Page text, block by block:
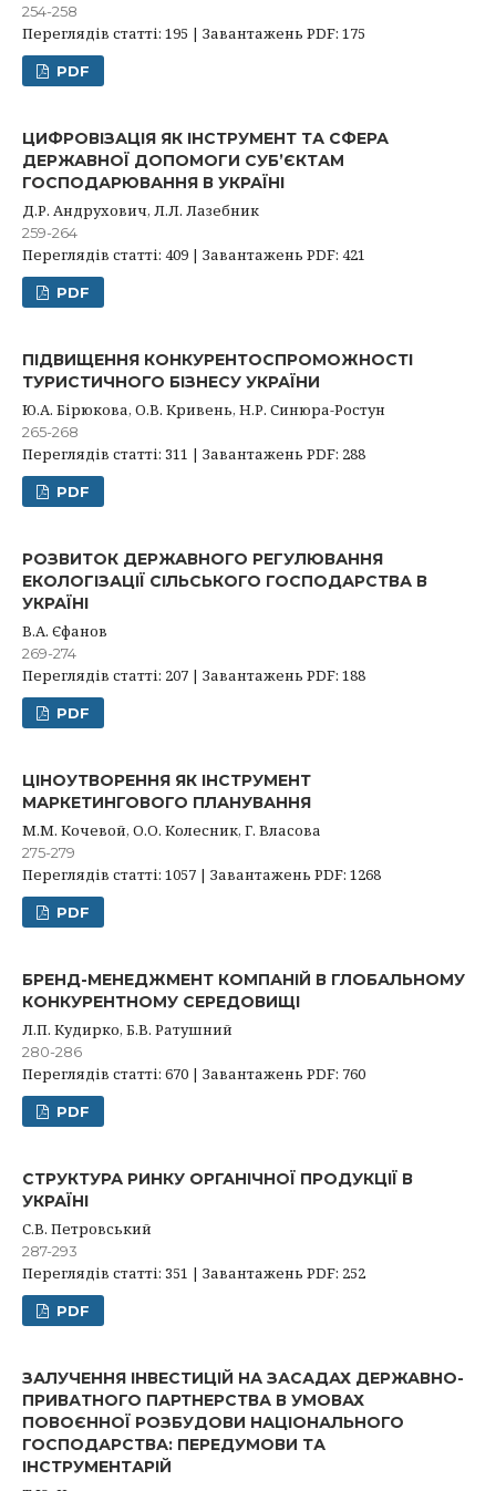
254-258
Переглядів статті: 195 | Завантажень PDF: 175
PDF
ЦИФРОВІЗАЦІЯ ЯК ІНСТРУМЕНТ ТА СФЕРА
ДЕРЖАВНОЇ ДОПОМОГИ СУБ’ЄКТАМ
ГОСПОДАРЮВАННЯ В УКРАЇНІ
Д.Р. Андрухович, Л.Л. Лазебник
259-264
Переглядів статті: 409 | Завантажень PDF: 421
PDF
ПІДВИЩЕННЯ КОНКУРЕНТОСПРОМОЖНОСТІ
ТУРИСТИЧНОГО БІЗНЕСУ УКРАЇНИ
Ю.А. Бірюкова, О.В. Кривень, Н.Р. Синюра-Ростун
265-268
Переглядів статті: 311 | Завантажень PDF: 288
PDF
РОЗВИТОК ДЕРЖАВНОГО РЕГУЛЮВАННЯ
ЕКОЛОГІЗАЦІЇ СІЛЬСЬКОГО ГОСПОДАРСТВА В
УКРАЇНІ
В.А. Єфанов
269-274
Переглядів статті: 207 | Завантажень PDF: 188
PDF
ЦІНОУТВОРЕННЯ ЯК ІНСТРУМЕНТ
МАРКЕТИНГОВОГО ПЛАНУВАННЯ
М.М. Кочевой, О.О. Колесник, Г. Власова
275-279
Переглядів статті: 1057 | Завантажень PDF: 1268
PDF
БРЕНД-МЕНЕДЖМЕНТ КОМПАНІЙ В ГЛОБАЛЬНОМУ
КОНКУРЕНТНОМУ СЕРЕДОВИЩІ
Л.П. Кудирко, Б.В. Ратушний
280-286
Переглядів статті: 670 | Завантажень PDF: 760
PDF
СТРУКТУРА РИНКУ ОРГАНІЧНОЇ ПРОДУКЦІЇ В
УКРАЇНІ
С.В. Петровський
287-293
Переглядів статті: 351 | Завантажень PDF: 252
PDF
ЗАЛУЧЕННЯ ІНВЕСТИЦІЙ НА ЗАСАДАХ ДЕРЖАВНО-
ПРИВАТНОГО ПАРТНЕРСТВА В УМОВАХ
ПОВОЄННОЇ РОЗБУДОВИ НАЦІОНАЛЬНОГО
ГОСПОДАРСТВА: ПЕРЕДУМОВИ ТА
ІНСТРУМЕНТАРІЙ